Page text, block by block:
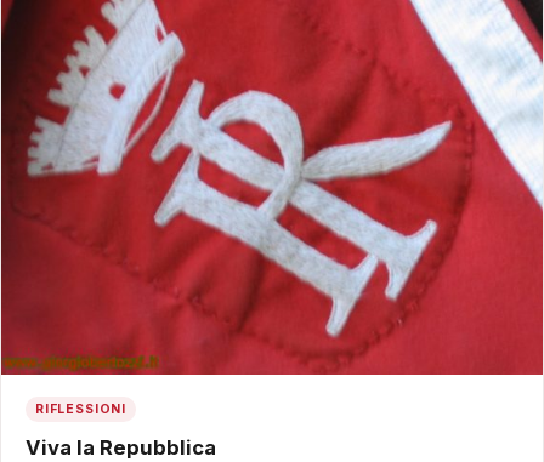
RIFLESSIONI
Viva la Repubblica